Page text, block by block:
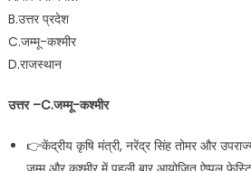
B.उत्तर प्रदेश
C.जम्मू-कश्मीर
D.राजस्थान
उत्तर –C.जम्मू-कश्मीर
👉केंद्रीय कृषि मंत्री, नरेंद्र सिंह तोमर और